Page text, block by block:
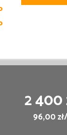
2 400
96,00